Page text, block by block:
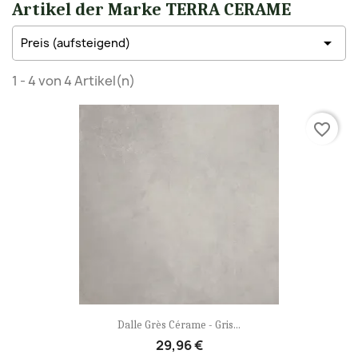
Artikel der Marke TERRA CERAME
Preis (aufsteigend) 
1 - 4 von 4 Artikel(n)
Dalle Grès Cérame - Gris...
29,96 €
favorite_border